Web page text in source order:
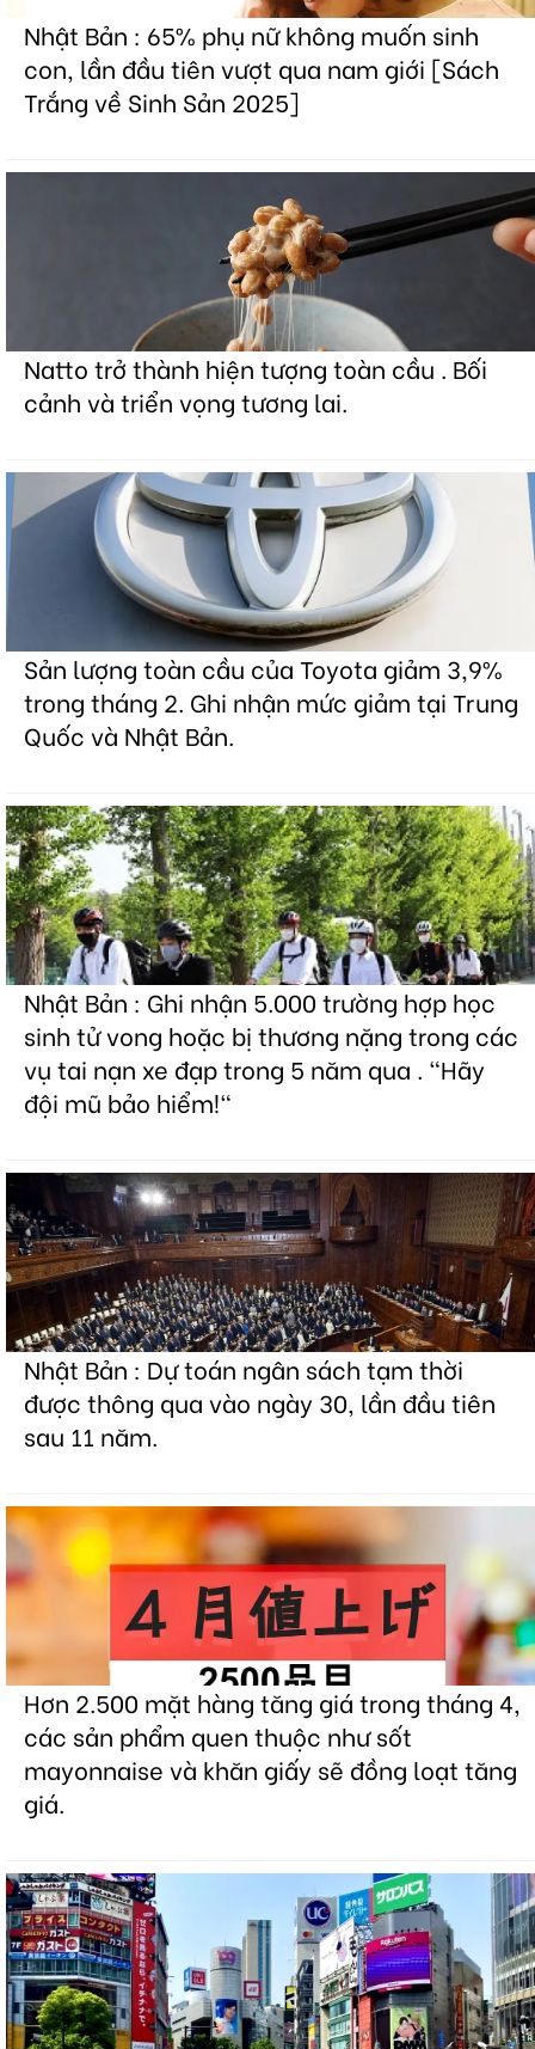
Nhật Bản : 65% phụ nữ không muốn sinh
con, lần đầu tiên vượt qua nam giới [Sách
Trắng về Sinh Sản 2025]
Natto trở thành hiện tượng toàn cầu . Bối
cảnh và triển vọng tương lai.
Sản lượng toàn cầu của Toyota giảm 3,9%
trong tháng 2. Ghi nhận mức giảm tại Trung
Quốc và Nhật Bản.
Nhật Bản : Ghi nhận 5.000 trường hợp học
sinh tử vong hoặc bị thương nặng trong các
vụ tai nạn xe đạp trong 5 năm qua . "Hãy
đội mũ bảo hiểm!"
Nhật Bản : Dự toán ngân sách tạm thời
được thông qua vào ngày 30, lần đầu tiên
sau 11 năm.
Hơn 2.500 mặt hàng tăng giá trong tháng 4,
các sản phẩm quen thuộc như sốt
mayonnaise và khăn giấy sẽ đồng loạt tăng
giá.